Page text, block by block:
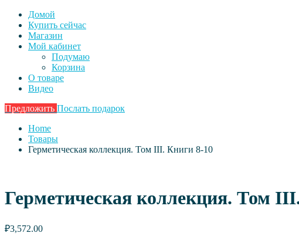
Домой
Купить сейчас
Магазин
Мой кабинет
Подумаю
Корзина
О товаре
Видео
Предложить Послать подарок
Home
Товары
Герметическая коллекция. Том III. Книги 8-10
Герметическая коллекция. Том
₽3,572.00